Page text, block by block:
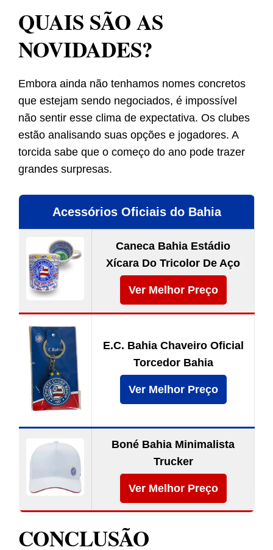
QUAIS SÃO AS
NOVIDADES?
Embora ainda não tenhamos nomes concretos
que estejam sendo negociados, é impossível
não sentir esse clima de expectativa. Os clubes
estão analisando suas opções e jogadores. A
torcida sabe que o começo do ano pode trazer
grandes surpresas.
Acessórios Oficiais do Bahia
Caneca Bahia Estádio
Xícara Do Tricolor De Aço
Ver Melhor Preço
E.C. Bahia Chaveiro Oficial
Torcedor Bahia
Ver Melhor Preço
Boné Bahia Minimalista
Trucker
Ver Melhor Preço
CONCLUSÃO